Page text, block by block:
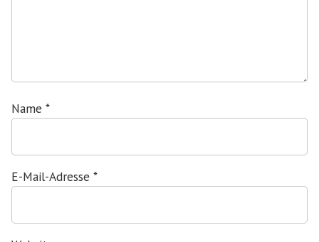
Name *
E-Mail-Adresse *